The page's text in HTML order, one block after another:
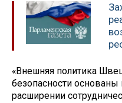
«Внешняя политика
безопасности основаны
расширении